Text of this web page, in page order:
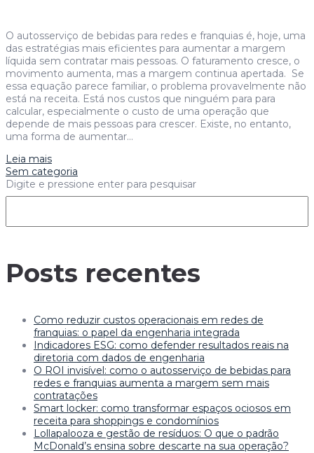
O autosserviço de bebidas para redes e franquias é, hoje, uma
das estratégias mais eficientes para aumentar a margem
líquida sem contratar mais pessoas. O faturamento cresce, o
movimento aumenta, mas a margem continua apertada. Se
essa equação parece familiar, o problema provavelmente não
está na receita. Está nos custos que ninguém para para
calcular, especialmente o custo de uma operação que
depende de mais pessoas para crescer. Existe, no entanto,
uma forma de aumentar…
Leia mais
Sem categoria
Digite e pressione enter para pesquisar
Posts recentes
Como reduzir custos operacionais em redes de
franquias: o papel da engenharia integrada
Indicadores ESG: como defender resultados reais na
diretoria com dados de engenharia
O ROI invisível: como o autosserviço de bebidas para
redes e franquias aumenta a margem sem mais
contratações
Smart locker: como transformar espaços ociosos em
receita para shoppings e condomínios
Lollapalooza e gestão de resíduos: O que o padrão
McDonald’s ensina sobre descarte na sua operação?